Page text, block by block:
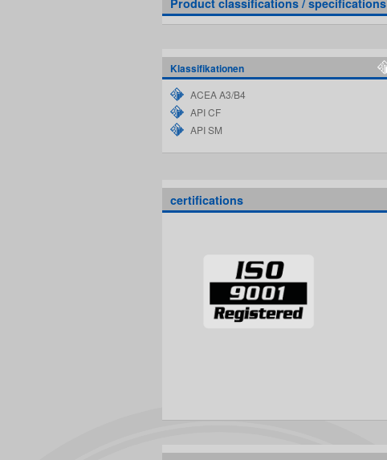
Product classifications / specifications
Klassifikationen
ACEA A3/B4
API CF
API SM
certifications